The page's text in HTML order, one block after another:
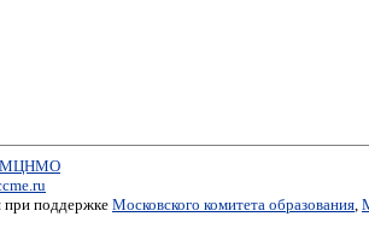
МЦНМО
при поддержке Московского комитета образования,